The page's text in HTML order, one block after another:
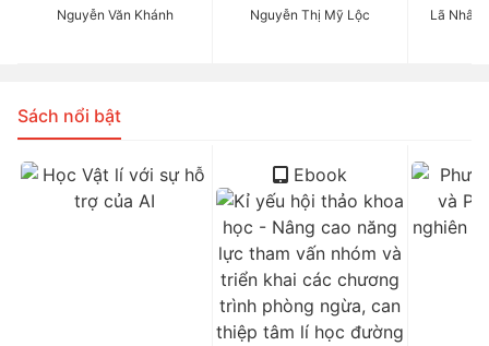
Nguyễn Văn Khánh
Cánh Diều)
Nguyễn Thị Mỹ Lộc
Lã
Sách nổi bật
Ebook